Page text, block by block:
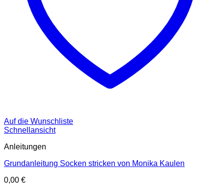
Auf die Wunschliste
Schnellansicht
Anleitungen
Grundanleitung Socken stricken von Monika Kaulen
0,00 €